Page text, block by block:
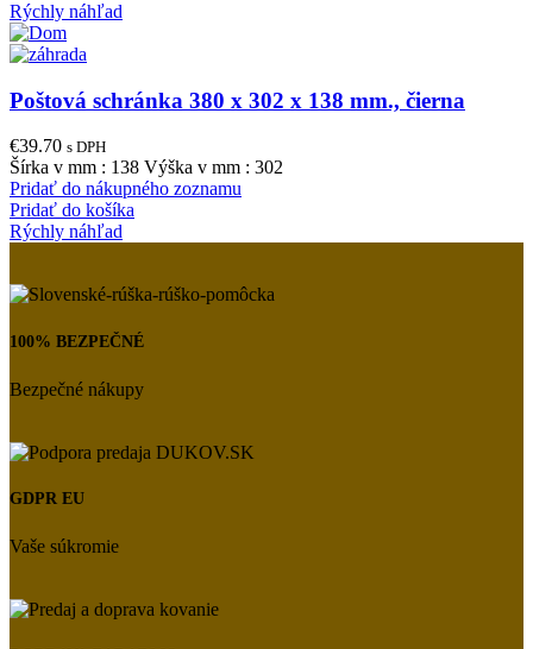
Rýchly náhľad
Poštová schránka 380 x 302 x 138 mm., čierna
€39.70 s DPH
Šírka v mm : 138 Výška v mm : 302
Pridať do nákupného zoznamu
Pridať do košíka
Rýchly náhľad
100% BEZPEČNÉ
Bezpečné nákupy
GDPR EU
Vaše súkromie